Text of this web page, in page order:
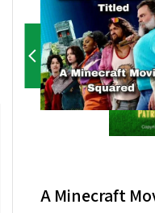
A Minecraft